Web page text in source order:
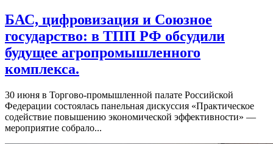
БАС, цифровизация и Союзное
государство: в ТПП РФ обсудили
будущее агропромышленного
комплекса.
30 июня в Торгово-промышленной палате Российской
Федерации состоялась панельная дискуссия «Практическое
содействие повышению экономической эффективности» —
мероприятие собрало...